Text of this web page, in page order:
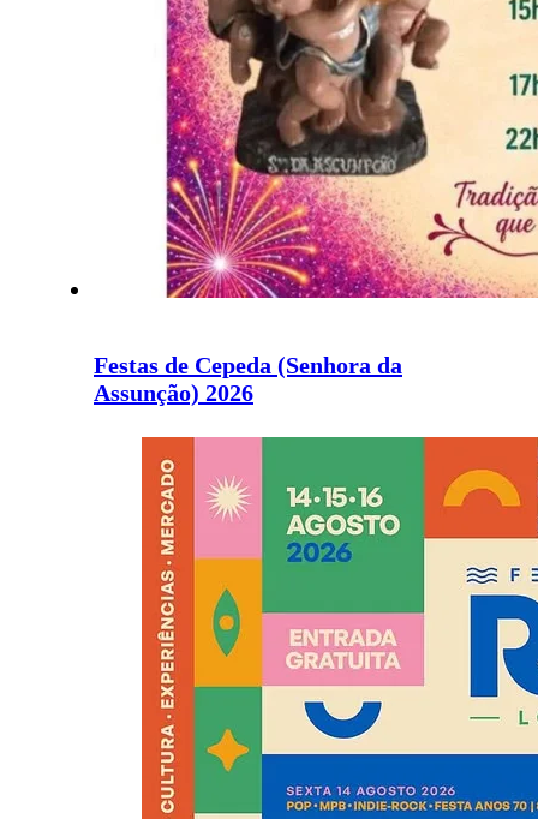
Festas de Cepeda (Senhora da
Assunção) 2026